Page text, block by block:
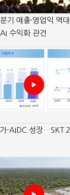
기 매출·영업익 역
수익화 관건
·AIDC 성장…SKT